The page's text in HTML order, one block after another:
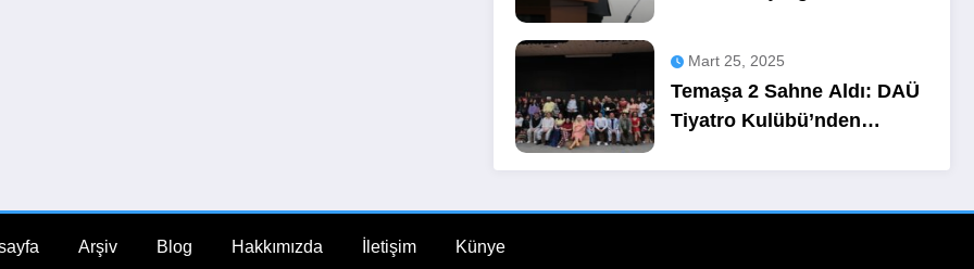
Mart 25, 2025
Temaşa 2 Sahne Aldı: DAÜ
Tiyatro Kulübü’nden
Arşiv Blog Hakkımızda İletişim Künye